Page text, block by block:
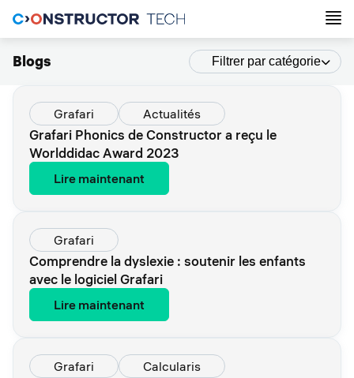
Blogs Filtrer par catégorie
Grafari Actualités
Grafari Phonics de Constructor a reçu le
Worlddidac Award 2023
Lire maintenant
Grafari
Comprendre la dyslexie : soutenir les enfants
avec le logiciel Grafari
Lire maintenant
Grafari Calcularis